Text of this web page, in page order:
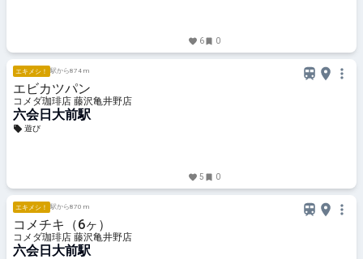
6 0
エキメシ！ 駅から874 m
エビカツパン
コメダ珈琲店 藤沢亀井野店
六会日大前駅
遊び
5 0
エキメシ！ 駅から870 m
コメチキ（6ヶ）
コメダ珈琲店 藤沢亀井野店
六会日大前駅